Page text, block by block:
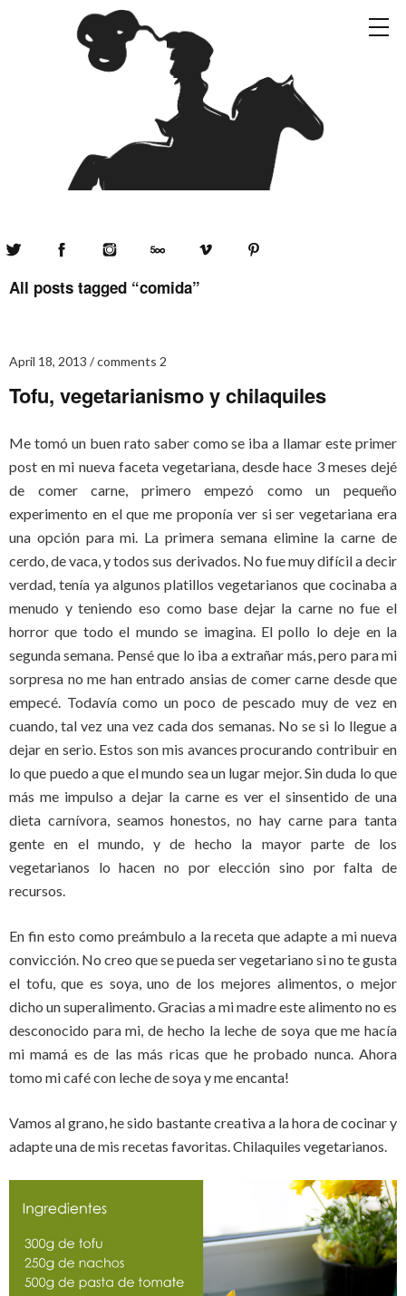
All posts tagged “comida”
April 18, 2013 comments 2
Tofu, vegetarianismo y chilaquiles
Me tomó un buen rato saber como se iba a llamar este primer
post en mi nueva faceta vegetariana, desde hace 3 meses dejé
de comer carne, primero empezó como un pequeño
experimento en el que me proponía ver si ser vegetariana era
una opción para mi. La primera semana elimine la carne de
cerdo, de vaca, y todos sus derivados. No fue muy difícil a decir
verdad, tenía ya algunos platillos vegetarianos que cocinaba a
menudo y teniendo eso como base dejar la carne no fue el
horror que todo el mundo se imagina. El pollo lo deje en la
segunda semana. Pensé que lo iba a extrañar más, pero para mi
sorpresa no me han entrado ansias de comer carne desde que
empecé. Todavía como un poco de pescado muy de vez en
cuando, tal vez una vez cada dos semanas. No se si lo llegue a
dejar en serio. Estos son mis avances procurando contribuir en
lo que puedo a que el mundo sea un lugar mejor. Sin duda lo que
más me impulso a dejar la carne es ver el sinsentido de una
dieta carnívora, seamos honestos, no hay carne para tanta
gente en el mundo, y de hecho la mayor parte de los
vegetarianos lo hacen no por elección sino por falta de
recursos.
En fin esto como preámbulo a la receta que adapte a mi nueva
convicción. No creo que se pueda ser vegetariano si no te gusta
el tofu, que es soya, uno de los mejores alimentos, o mejor
dicho un superalimento. Gracias a mi madre este alimento no es
desconocido para mi, de hecho la leche de soya que me hacía
mi mamá es de las más ricas que he probado nunca. Ahora
tomo mi café con leche de soya y me encanta!
Vamos al grano, he sido bastante creativa a la hora de cocinar y
adapte una de mis recetas favoritas. Chilaquiles vegetarianos.